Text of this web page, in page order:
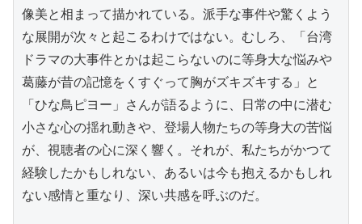
像美と相まって描かれている。派手な事件や驚くよう
な展開が次々と起こるわけではない。むしろ、「台湾
ドラマの大事件とかは起こらないのに等身大な悩みや
葛藤が昔の記憶をくすぐって胸がズキズキする」と
「ひな鳥ピヨー」さんが語るように、日常の中に潜む
小さな心の揺れ動きや、登場人物たちの等身大の苦悩
が、視聴者の心に深く響く。それが、私たちがかつて
経験したかもしれない、あるいは今も抱えるかもしれ
ない感情と重なり、深い共感を呼ぶのだ。